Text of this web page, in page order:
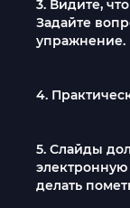
3. Видите,
Задайте
упражнение.
4.
5. Слайды
делать